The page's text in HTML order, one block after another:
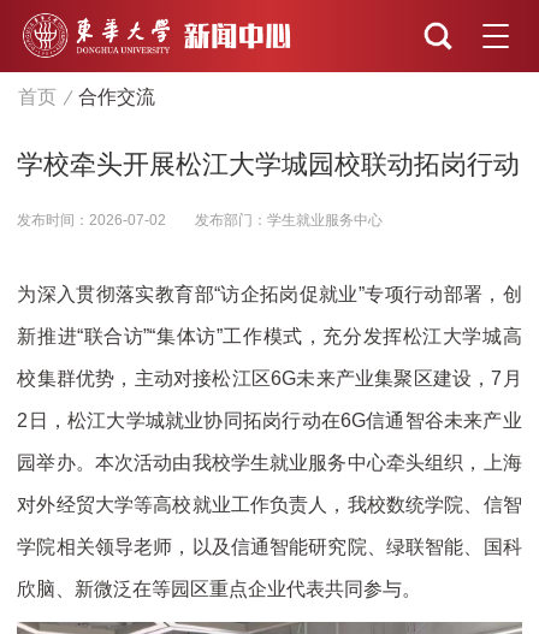
首页 合作交流
学校牵头开展松江大学城园校联动拓岗行动
发布时间：2026-07-02 发布部门：学生就业服务中心
为深入贯彻落实教育部“访企拓岗促就业”专项行动部署，创
新推进“联合访”“集体访”工作模式，充分发挥松江大学城高
校集群优势，主动对接松江区6G未来产业集聚区建设，7月
2日，松江大学城就业协同拓岗行动在6G信通智谷未来产业
园举办。本次活动由我校学生就业服务中心牵头组织，上海
对外经贸大学等高校就业工作负责人，我校数统学院、信智
学院相关领导老师，以及信通智能研究院、绿联智能、国科
欣脑、新微泛在等园区重点企业代表共同参与。